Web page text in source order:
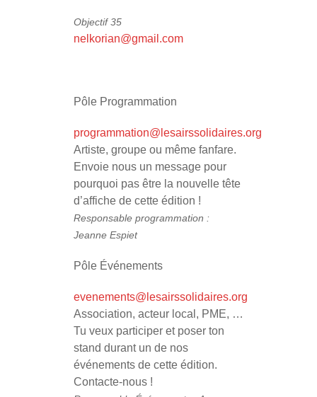
Objectif 35
nelkorian@gmail.com
Pôle Programmation
programmation@lesairssolidaires.org
Artiste, groupe ou même fanfare.
Envoie nous un message pour
pourquoi pas être la nouvelle tête
d’affiche de cette édition !
Responsable programmation :
Jeanne Espiet
Pôle Événements
evenements@lesairssolidaires.org
Association, acteur local, PME, …
Tu veux participer et poser ton
stand durant un de nos
événements de cette édition.
Contacte-nous !